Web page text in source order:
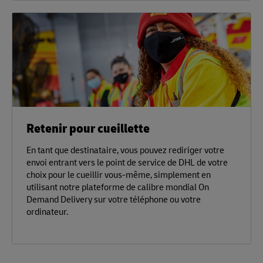
Retenir pour cueillette
En tant que destinataire, vous pouvez rediriger votre
envoi entrant vers le point de service de DHL de votre
choix pour le cueillir vous-même, simplement en
utilisant notre plateforme de calibre mondial On
Demand Delivery sur votre téléphone ou votre
ordinateur.